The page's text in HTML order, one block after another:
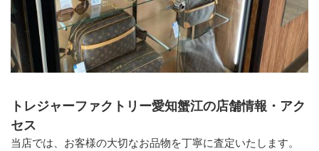
トレジャーファクトリー愛知蟹江の店舗情報・アク
セス
当店では、お客様の大切なお品物を丁寧に査定いたします。